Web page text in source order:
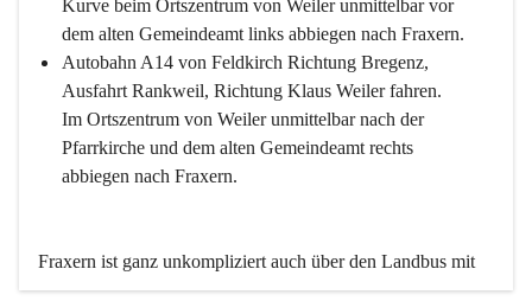
Kurve beim Ortszentrum von Weiler unmittelbar vor
dem alten Gemeindeamt links abbiegen nach Fraxern.
Autobahn A14 von Feldkirch Richtung Bregenz,
Ausfahrt Rankweil, Richtung Klaus Weiler fahren.
Im Ortszentrum von Weiler unmittelbar nach der
Pfarrkirche und dem alten Gemeindeamt rechts
abbiegen nach Fraxern.
Fraxern ist ganz unkompliziert auch über den Landbus mit
den öffentlichen Verkehrsmitteln zu erreichen. Die Linie